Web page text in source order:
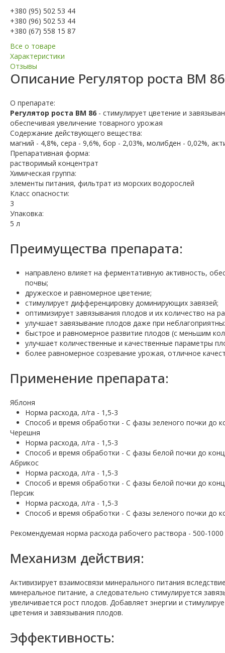
+380 (95) 502 53 44
+380 (96) 502 53 44
+380 (67) 558 15 87
Все о товаре
Характеристики
Отзывы
Описание Регулятор роста ВМ 86
О препарате:
Регулятор роста ВМ 86 - стимулирует цветение и
обеспечивая увеличение товарного урожая
Содержание действующего вещества:
магний - 4,8%, сера - 9,6%, бор - 2,03%, молибден - 0,02%,
Препаративная форма:
растворимый концентрат
Химическая группа:
элементы питания, фильтрат из морских водорослей
Класс опасности:
3
Упаковка:
5 л
Преимущества препарата:
направлено влияет на ферментативную активность,
почвы;
дружеское и равномерное цветение;
стимулирует дифференцировку доминирующих завязей;
оптимизирует завязывания плодов и их количество на
улучшает завязывание плодов даже при
быстрое и равномерное развитие плодов (с меньшим
улучшает количественные и качественные параметры
более равномерное созревание урожая, отличное
Применение препарата:
Яблоня
Норма расхода, л/га - 1,5-3
Способ и время обработки - С фазы зеленого почки до
Черешня
Норма расхода, л/га - 1,5-3
Способ и время обработки - С фазы белой почки до
Абрикос
Норма расхода, л/га - 1,5-3
Способ и время обработки - С фазы белой почки до
Персик
Норма расхода, л/га - 1,5-3
Способ и время обработки - С фазы зеленого почки до
Рекомендуемая норма расхода рабочего раствора - 500-1000
Механизм действия:
Активизирует взаимосвязи минерального питания
минеральное питание, а следовательно стимулируется
увеличивается рост плодов. Добавляет энергии и
цветения и завязывания плодов.
Эффективность: